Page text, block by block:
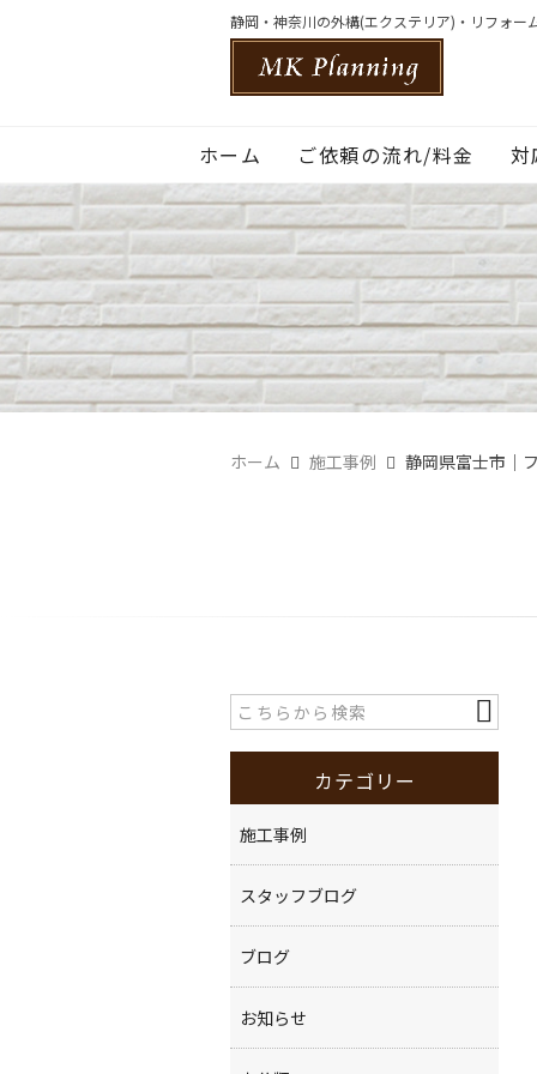
静岡・神奈川の外構(エクステリア)・リフォー
ホーム ご依頼の流れ/料金 対
ホーム 施工事例 静岡県富士市｜
カテゴリー
施工事例
スタッフブログ
ブログ
お知らせ